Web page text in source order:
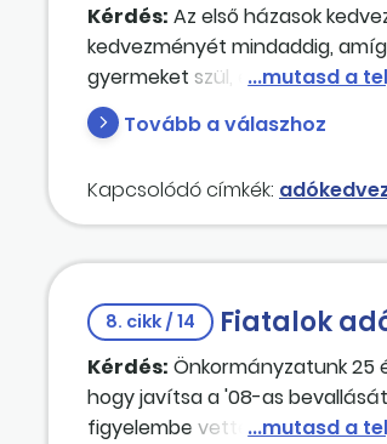
Kérdés: Az első házasok
kedvezményét mindaddig,
gyermeket szül, és igénybe
követően indul, amikor a férj
Tovább a válaszhoz
Kapcsolódó címkék:
8. cikk / 14 Fiatalok
Kérdés: Önkormányzatunk
hogy javítsa a '08-as
figyelembe vette, annak